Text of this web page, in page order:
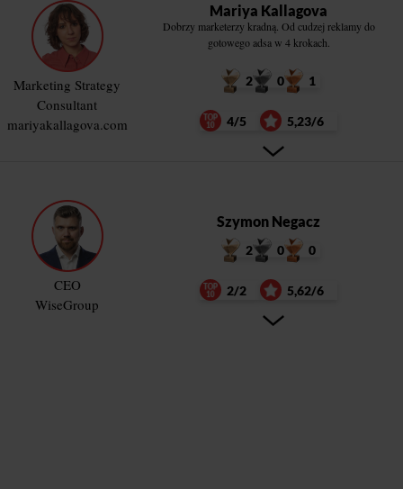
Marketing Strategy
Consultant
mariyakallagova.com
Mariya Kallagova
Dobrzy marketerzy kradną. Od cudzej reklamy do
gotowego adsa w 4 krokach.
2 0 1
4/5 5,23/6
CEO
WiseGroup
Szymon Negacz
2 0 0
2/2 5,62/6